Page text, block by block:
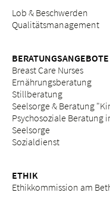
Lob & Beschwerden
Qualitätsmanagement
BERATUNGSANGEBOTE
Breast Care Nurses
Ernährungsberatung
Stillberatung
Seelsorge & Beratung
Psychosoziale Beratung
Seelsorge
Sozialdienst
ETHIK
Ethikkommission am